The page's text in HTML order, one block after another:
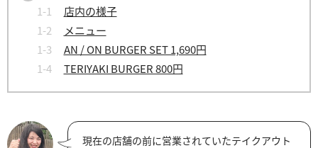
店内の様子
メニュー
AN / ON BURGER SET 1,690円
TERIYAKI BURGER 800円
現在の店舗の前に営業されていたテイクアウト